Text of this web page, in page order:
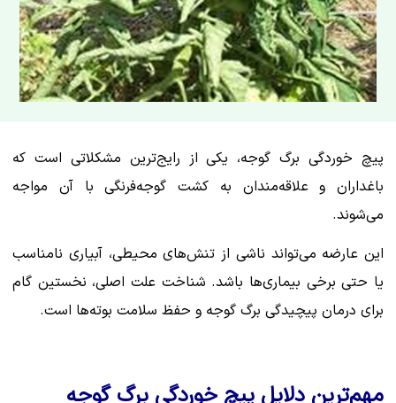
پیچ خوردگی برگ گوجه‌، یکی از رایج‌ترین مشکلاتی است که
باغداران و علاقه‌مندان به کشت گوجه‌فرنگی با آن مواجه
می‌شوند.
این عارضه می‌تواند ناشی از تنش‌های محیطی، آبیاری نامناسب
یا حتی برخی بیماری‌ها باشد. شناخت علت اصلی، نخستین گام
برای درمان پیچیدگی برگ گوجه و حفظ سلامت بوته‌ها است.
مهم‌ترین دلایل پیچ خوردگی برگ گوجه